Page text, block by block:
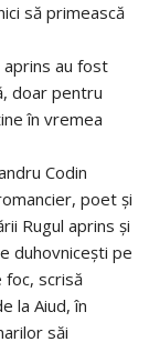
să primească
au fost
doar pentru
în vremea
Codin
poet şi
Rugul aprins şi
duhovniceşti pe
foc, scrisă
la Aiud, în
săi